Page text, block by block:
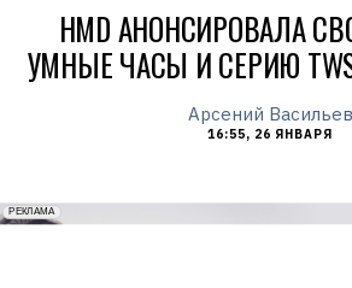
HMD АНОНСИРОВАЛА
УМНЫЕ ЧАСЫ И СЕРИЮ
Арсений Васильев
16:55, 26 ЯНВАРЯ
erid: 2VfnxxmNzs5
РЕКЛАМА